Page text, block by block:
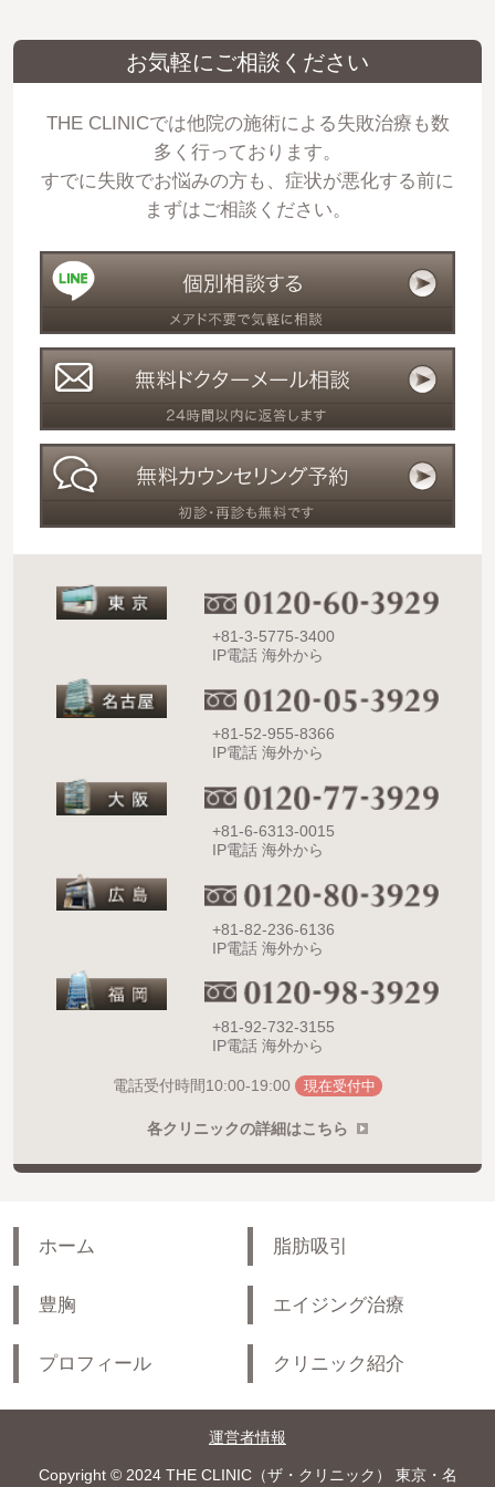
お気軽にご相談ください
THE CLINICでは他院の施術による失敗治療も数
多く行っております。
すでに失敗でお悩みの方も、症状が悪化する前に
まずはご相談ください。
+81-3-5775-3400
IP電話 海外から
+81-52-955-8366
IP電話 海外から
+81-6-6313-0015
IP電話 海外から
+81-82-236-6136
IP電話 海外から
+81-92-732-3155
IP電話 海外から
電話受付時間10:00-19:00 現在受付中
各クリニックの詳細はこちら
ホーム 脂肪吸引
豊胸 エイジング治療
プロフィール クリニック紹介
運営者情報
Copyright © 2024 THE CLINIC（ザ・クリニック） 東京・名